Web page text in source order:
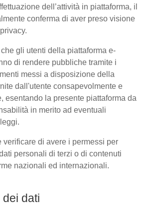
dell’attività in piattaforma, il
conferma di aver preso visione
gli utenti della piattaforma e-
di rendere pubbliche tramite i
messi a disposizione della
dall'utente consapevolmente e
esentando la presente piattaforma da
in merito ad eventuali
verificare di avere i permessi per
personali di terzi o di contenuti
nazionali ed internazionali.
dati